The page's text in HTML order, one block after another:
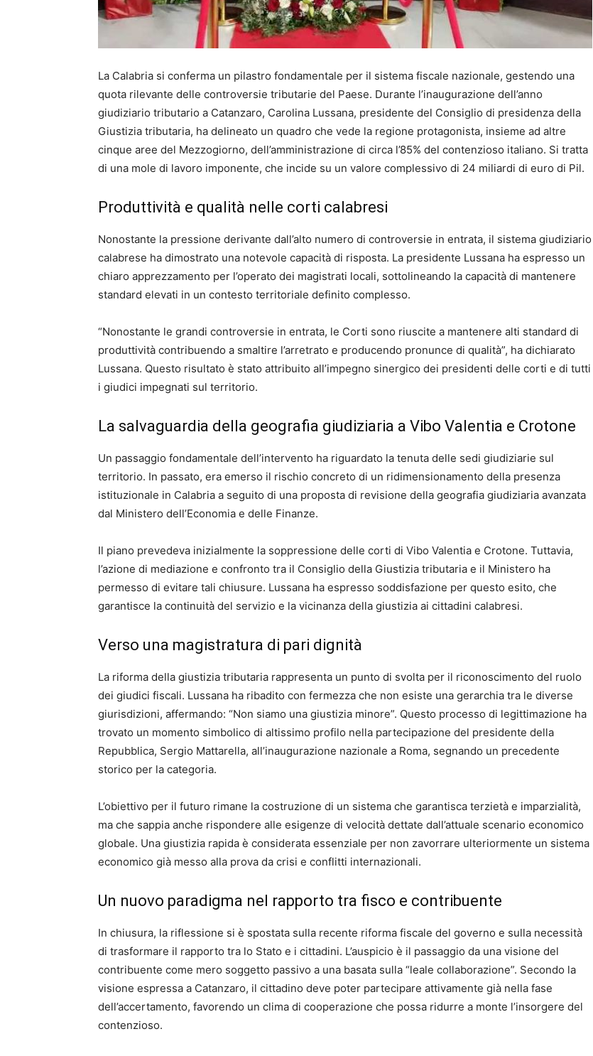
La Calabria si conferma un pilastro fondamentale per il sistema fiscale nazionale, gestendo una
quota rilevante delle controversie tributarie del Paese. Durante l’inaugurazione dell’anno
giudiziario tributario a Catanzaro, Carolina Lussana, presidente del Consiglio di presidenza della
Giustizia tributaria, ha delineato un quadro che vede la regione protagonista, insieme ad altre
cinque aree del Mezzogiorno, dell’amministrazione di circa l’85% del contenzioso italiano. Si tratta
di una mole di lavoro imponente, che incide su un valore complessivo di 24 miliardi di euro di Pil.
Produttività e qualità nelle corti calabresi
Nonostante la pressione derivante dall’alto numero di controversie in entrata, il sistema giudiziario
calabrese ha dimostrato una notevole capacità di risposta. La presidente Lussana ha espresso un
chiaro apprezzamento per l’operato dei magistrati locali, sottolineando la capacità di mantenere
standard elevati in un contesto territoriale definito complesso.
“Nonostante le grandi controversie in entrata, le Corti sono riuscite a mantenere alti standard di
produttività contribuendo a smaltire l’arretrato e producendo pronunce di qualità”, ha dichiarato
Lussana. Questo risultato è stato attribuito all’impegno sinergico dei presidenti delle corti e di tutti
i giudici impegnati sul territorio.
La salvaguardia della geografia giudiziaria a Vibo Valentia e Crotone
Un passaggio fondamentale dell’intervento ha riguardato la tenuta delle sedi giudiziarie sul
territorio. In passato, era emerso il rischio concreto di un ridimensionamento della presenza
istituzionale in Calabria a seguito di una proposta di revisione della geografia giudiziaria avanzata
dal Ministero dell’Economia e delle Finanze.
Il piano prevedeva inizialmente la soppressione delle corti di Vibo Valentia e Crotone. Tuttavia,
l’azione di mediazione e confronto tra il Consiglio della Giustizia tributaria e il Ministero ha
permesso di evitare tali chiusure. Lussana ha espresso soddisfazione per questo esito, che
garantisce la continuità del servizio e la vicinanza della giustizia ai cittadini calabresi.
Verso una magistratura di pari dignità
La riforma della giustizia tributaria rappresenta un punto di svolta per il riconoscimento del ruolo
dei giudici fiscali. Lussana ha ribadito con fermezza che non esiste una gerarchia tra le diverse
giurisdizioni, affermando: “Non siamo una giustizia minore”. Questo processo di legittimazione ha
trovato un momento simbolico di altissimo profilo nella partecipazione del presidente della
Repubblica, Sergio Mattarella, all’inaugurazione nazionale a Roma, segnando un precedente
storico per la categoria.
L’obiettivo per il futuro rimane la costruzione di un sistema che garantisca terzietà e imparzialità,
ma che sappia anche rispondere alle esigenze di velocità dettate dall’attuale scenario economico
globale. Una giustizia rapida è considerata essenziale per non zavorrare ulteriormente un sistema
economico già messo alla prova da crisi e conflitti internazionali.
Un nuovo paradigma nel rapporto tra fisco e contribuente
In chiusura, la riflessione si è spostata sulla recente riforma fiscale del governo e sulla necessità
di trasformare il rapporto tra lo Stato e i cittadini. L’auspicio è il passaggio da una visione del
contribuente come mero soggetto passivo a una basata sulla “leale collaborazione”. Secondo la
visione espressa a Catanzaro, il cittadino deve poter partecipare attivamente già nella fase
dell’accertamento, favorendo un clima di cooperazione che possa ridurre a monte l’insorgere del
contenzioso.